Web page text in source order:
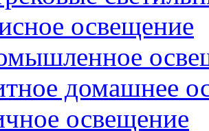
освещение
домашнее
освещение